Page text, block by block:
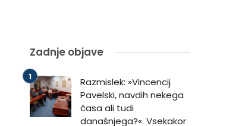
Zadnje objave
Razmislek: »Vincencij
Pavelski, navdih nekega
časa ali tudi
današnjega?«. Vsekakor